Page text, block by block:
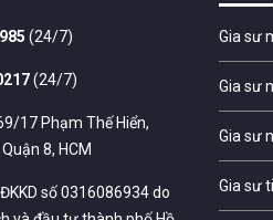
(24/7)
(24/7)
17 Phạm Thế Hiển,
8, HCM
số 0316086934 do
Gia sư
Gia sư
Gia sư
Gia sư